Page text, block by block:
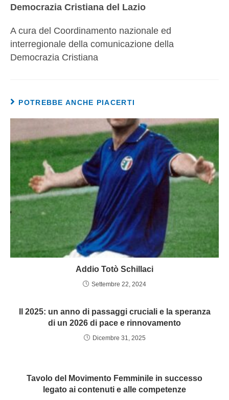
Democrazia Cristiana del Lazio
A cura del Coordinamento nazionale ed
interregionale della comunicazione della
Democrazia Cristiana
POTREBBE ANCHE PIACERTI
Addio Totò Schillaci
Settembre 22, 2024
Il 2025: un anno di passaggi cruciali e la speranza
di un 2026 di pace e rinnovamento
Dicembre 31, 2025
Tavolo del Movimento Femminile in successo
legato ai contenuti e alle competenze